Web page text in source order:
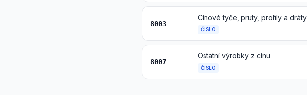
8003
Cínové tyče, pruty, profily a dráty
ČÍSLO
8007
Ostatní výrobky z cínu
ČÍSLO